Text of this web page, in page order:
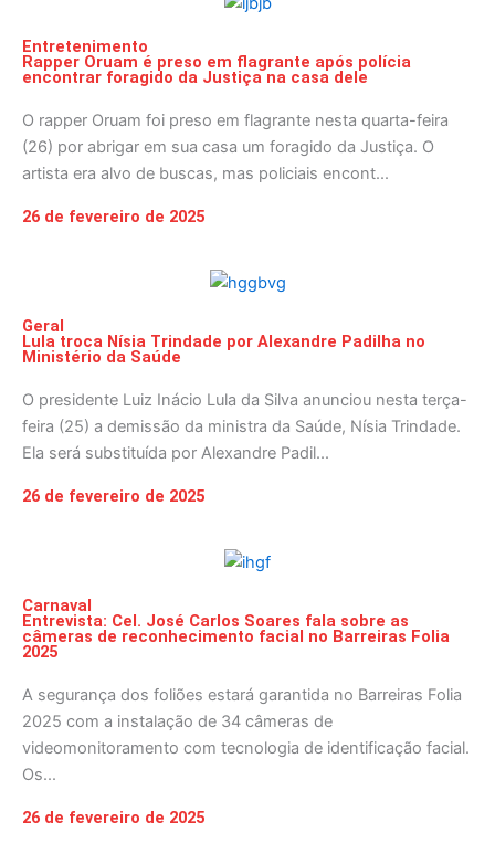
Entretenimento
Rapper Oruam é preso em flagrante após polícia
encontrar foragido da Justiça na casa dele
O rapper Oruam foi preso em flagrante nesta quarta-feira
(26) por abrigar em sua casa um foragido da Justiça. O
artista era alvo de buscas, mas policiais encont...
26 de fevereiro de 2025
Geral
Lula troca Nísia Trindade por Alexandre Padilha no
Ministério da Saúde
O presidente Luiz Inácio Lula da Silva anunciou nesta terça-
feira (25) a demissão da ministra da Saúde, Nísia Trindade.
Ela será substituída por Alexandre Padil...
26 de fevereiro de 2025
Carnaval
Entrevista: Cel. José Carlos Soares fala sobre as
câmeras de reconhecimento facial no Barreiras Folia
2025
A segurança dos foliões estará garantida no Barreiras Folia
2025 com a instalação de 34 câmeras de
videomonitoramento com tecnologia de identificação facial.
Os...
26 de fevereiro de 2025